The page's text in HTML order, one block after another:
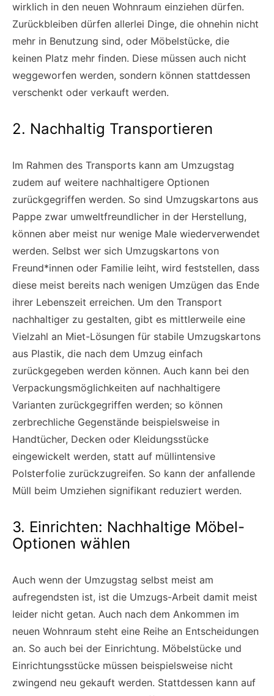
wirklich in den neuen Wohnraum einziehen dürfen.
Zurückbleiben dürfen allerlei Dinge, die ohnehin nicht
mehr in Benutzung sind, oder Möbelstücke, die
keinen Platz mehr finden. Diese müssen auch nicht
weggeworfen werden, sondern können stattdessen
verschenkt oder verkauft werden.
2. Nachhaltig Transportieren
Im Rahmen des Transports kann am Umzugstag
zudem auf weitere nachhaltigere Optionen
zurückgegriffen werden. So sind Umzugskartons aus
Pappe zwar umweltfreundlicher in der Herstellung,
können aber meist nur wenige Male wiederverwendet
werden. Selbst wer sich Umzugskartons von
Freund*innen oder Familie leiht, wird feststellen, dass
diese meist bereits nach wenigen Umzügen das Ende
ihrer Lebenszeit erreichen. Um den Transport
nachhaltiger zu gestalten, gibt es mittlerweile eine
Vielzahl an Miet-Lösungen für stabile Umzugskartons
aus Plastik, die nach dem Umzug einfach
zurückgegeben werden können. Auch kann bei den
Verpackungsmöglichkeiten auf nachhaltigere
Varianten zurückgegriffen werden; so können
zerbrechliche Gegenstände beispielsweise in
Handtücher, Decken oder Kleidungsstücke
eingewickelt werden, statt auf müllintensive
Polsterfolie zurückzugreifen. So kann der anfallende
Müll beim Umziehen signifikant reduziert werden.
3. Einrichten: Nachhaltige Möbel-
Optionen wählen
Auch wenn der Umzugstag selbst meist am
aufregendsten ist, ist die Umzugs-Arbeit damit meist
leider nicht getan. Auch nach dem Ankommen im
neuen Wohnraum steht eine Reihe an Entscheidungen
an. So auch bei der Einrichtung. Möbelstücke und
Einrichtungsstücke müssen beispielsweise nicht
zwingend neu gekauft werden. Stattdessen kann auf